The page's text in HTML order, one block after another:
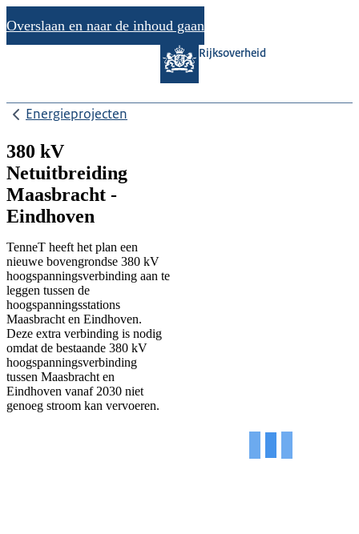
Overslaan en naar de inhoud gaan
Rijksoverheid
Energieprojecten
380 kV
Netuitbreiding
Maasbracht -
Eindhoven
TenneT heeft het plan een
nieuwe bovengrondse 380 kV
hoogspanningsverbinding aan te
leggen tussen de
hoogspanningsstations
Maasbracht en Eindhoven.
Deze extra verbinding is nodig
omdat de bestaande 380 kV
hoogspanningsverbinding
tussen Maasbracht en
Eindhoven vanaf 2030 niet
genoeg stroom kan vervoeren.